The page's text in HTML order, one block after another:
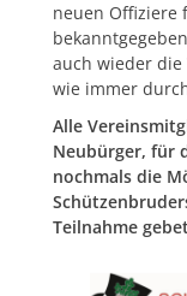
neuen Offiziere
auch wieder die
wie immer
Alle
Neubürger, für
nochmals die
Teilnahme